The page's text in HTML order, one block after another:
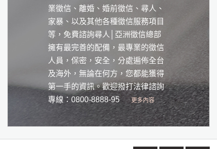
業徵信、離婚、婚前徵信、尋人、
家暴、以及其他各種徵信服務項目
等，免費諮詢尋人│亞洲徵信總部
擁有最完善的配備，最專業的徵信
人員，保密，安全，分處遍佈全台
及海外，無論在何方，您都能獲得
第一手的資訊。歡迎撥打法律諮詢
專線：0800-8888-95
更多內容